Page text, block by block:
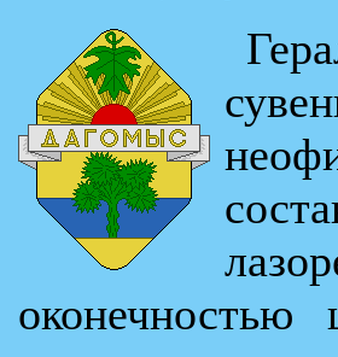
оконечностью